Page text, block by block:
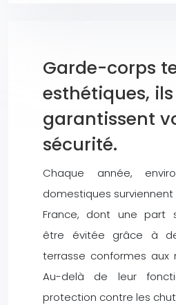
Garde-corps
esthétiques, ils
garantissent
sécurité.
Chaque année,
domestiques
France, dont une part
être évitée grâce à
terrasse conformes aux
Au-delà de leur
protection contre les